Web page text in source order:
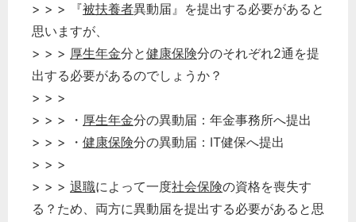
> > > 『被扶養者異動届』を提出する必要があると
思いますが、
> > > 厚生年金分と健康保険分のそれぞれ2通を提
出する必要があるのでしょうか？
> > >
> > > ・ 厚生年金分の異動届：年金事務所へ提出
> > > ・ 健康保険分の異動届：IT健保へ提出
> > >
> > > 退職によって一度社会保険の資格を喪失す
る？ため、両方に異動届を提出する必要があると思